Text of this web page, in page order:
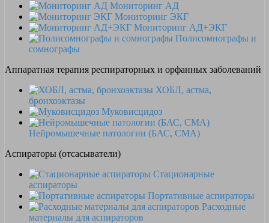
Мониторинг АД
Мониторинг ЭКГ
Мониторинг АД+ЭКГ
Полисомнографы и
сомнографы
Аппаратная терапия респираторных и орфанных заболеваний
ХОБЛ, астма,
бронхоэктазы
Муковисцидоз
Нейромышечные патологии (БАС, СМА)
Аспираторы (отсасыватели)
Стационарные
аспираторы
Портативные аспираторы
Расходные
материалы для аспираторов